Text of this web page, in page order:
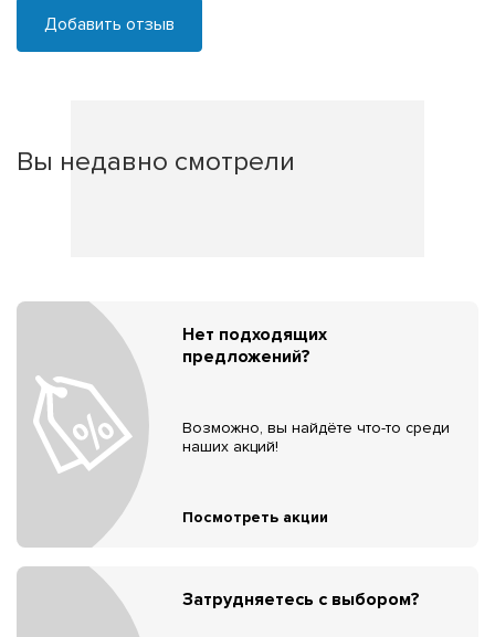
Добавить отзыв
Вы недавно смотрели
Нет подходящих
предложений?
Возможно, вы найдёте что-то среди
наших акций!
Посмотреть акции
Затрудняетесь с выбором?